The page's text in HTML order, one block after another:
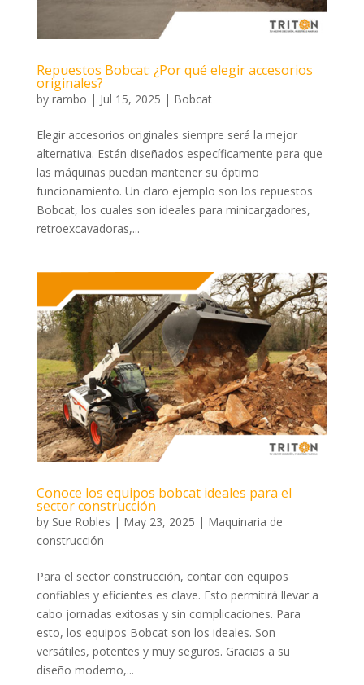
Repuestos Bobcat: ¿Por qué elegir accesorios
originales?
by rambo | Jul 15, 2025 | Bobcat
Elegir accesorios originales siempre será la mejor
alternativa. Están diseñados específicamente para que
las máquinas puedan mantener su óptimo
funcionamiento. Un claro ejemplo son los repuestos
Bobcat, los cuales son ideales para minicargadores,
retroexcavadoras,...
Conoce los equipos bobcat ideales para el
sector construcción
by Sue Robles | May 23, 2025 | Maquinaria de
construcción
Para el sector construcción, contar con equipos
confiables y eficientes es clave. Esto permitirá llevar a
cabo jornadas exitosas y sin complicaciones. Para
esto, los equipos Bobcat son los ideales. Son
versátiles, potentes y muy seguros. Gracias a su
diseño moderno,...